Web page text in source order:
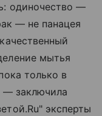
одиночество —
— не панацея
мытья
только в
— заключила
эксперты